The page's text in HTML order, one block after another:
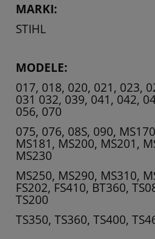
MARKI:
STIHL
MODELE:
017, 018, 020, 021, 023,
031 032, 039, 041, 042,
056, 070
075, 076, 08S, 090,
MS181, MS200, MS201,
MS230
MS250, MS290, MS310,
FS202, FS410, BT360,
TS200
TS350, TS360, TS400,